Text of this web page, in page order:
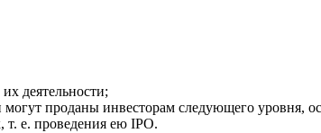
деятельности;
проданы инвесторам следующего уровня,
е. проведения ею IPO.